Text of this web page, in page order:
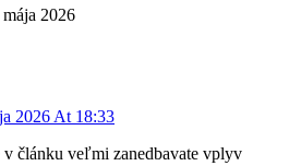
mája 2026
2026 At 18:33
v článku veľmi zanedbavate vplyv